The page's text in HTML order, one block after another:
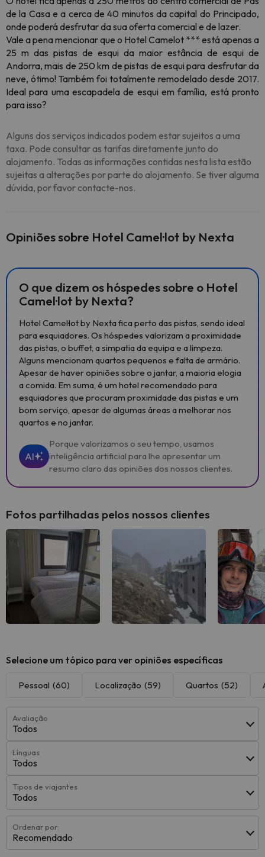
de la Casa e a cerca de 40 minutos da capital do Principado,
onde poderá desfrutar da sua oferta comercial e de lazer.
Vale a pena mencionar que o Hotel Camelot *** está apenas a
25 m das pistas de esqui da maior estância de esqui de
Andorra, mais de 250 km de pistas de esqui para desfrutar da
neve, ótimo! Também foi totalmente remodelado desde 2017.
Ideal para uma escapadela de esqui em família, está pronto
para isso?
Alguns dos serviços indicados podem estar sujeitos a uma
taxa. Pode consultar as tarifas diretamente junto do
alojamento. Todas as informações contidas nesta lista estão
sujeitas a alterações por parte do alojamento. Se tiver alguma
dúvida, por favor contacte-nos.
Opiniões sobre Hotel Camel·lot by Nexta
O que dizem os hóspedes sobre o Hotel
Camel·lot by Nexta?
Hotel Camel·lot by Nexta fica perto das pistas, sendo ideal
para esquiadores. Os hóspedes valorizam a proximidade
das pistas, o buffet, a simpatia da equipa e a limpeza.
Alguns mencionam quartos pequenos e falta de armário.
Apesar de haver opiniões sobre o jantar, a maioria elogia
a comida. Em suma, é um hotel recomendado para
esquiadores que procuram proximidade das pistas e um
bom serviço, apesar de algumas áreas a melhorar nos
quartos e no jantar.
AI
Porque valorizamos o seu tempo, usamos
inteligência artificial para lhe apresentar um
resumo claro das opiniões dos nossos clientes.
Fotos partilhadas pelos nossos clientes
Selecione um tópico para ver opiniões específicas
Pessoal (60) Localização (59) Quartos (52)
Avaliação
Todos
Línguas
Todos
Tipos de viajantes
Todos
Ordenar por:
Recomendado